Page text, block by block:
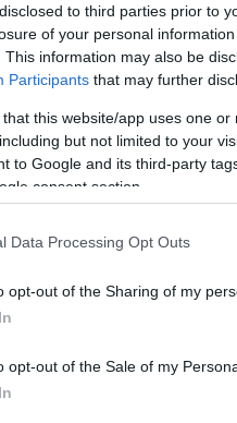
to third parties prior to
of your personal
This information may also be
Participants that may further
that this website/app uses one
but not limited to your
to Google and its third-party
consent section.
Data Processing Opt Outs
opt-out of the Sharing of my
opt-out of the Sale of my
Flash.grστην